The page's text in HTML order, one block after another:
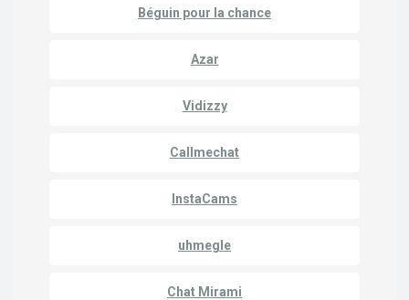
Béguin pour la chance
Azar
Vidizzy
Callmechat
InstaCams
uhmegle
Chat Mirami